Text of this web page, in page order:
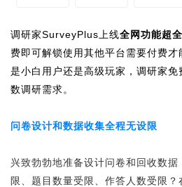
调研家SurveyPlus上线全网功能超
费即可解锁使用其他平台需要付费
是小白用户还是高级玩家，调研家
数调研需求。
问卷设计和数据收集全程无设限
兴致勃勃地准备设计问卷和回收数
限、题目数量受限、作答人数受限